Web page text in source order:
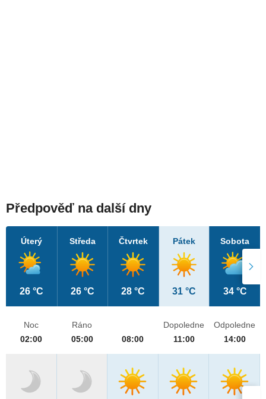
Předpověď na další dny
Úterý
26 °C
Středa
26 °C
Čtvrtek
28 °C
Pátek
31 °C
Sobota
34 °C
Noc
02:00
Ráno
05:00
08:00
Dopoledne
11:00
Odpoledne
14:00